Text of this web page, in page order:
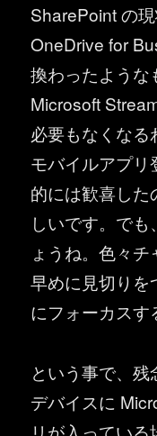
SharePoint の
OneDrive for
換わったような
Microsoft
必要もなくなる
モバイルアプリ
的には歓喜した
しいです。で
ょうね。色々
早めに見切りを
にフォーカスす
という事で、
デバイスに
リが入ってい